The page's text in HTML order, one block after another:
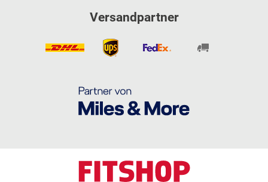
Versandpartner